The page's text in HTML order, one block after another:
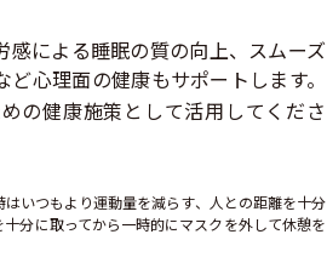
による睡眠の質の向上、スムーズ
心理面の健康もサポートします。
の健康施策として活用してくださ
いつもより運動量を減らす、人との距離を十分
分に取ってから一時的にマスクを外して休憩を